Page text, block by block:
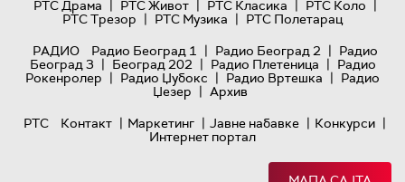
РТС Драма | РТС Живот | РТС Класика | РТС Коло |
РТС Трезор | РТС Музика | РТС Полетарац
РАДИО
Радио Београд 1 | Радио Београд 2 | Радио
Београд 3 | Београд 202 | Радио Плетеница | Радио
Рокенролер | Радио Џубокс | Радио Вртешка | Радио
Џезер | Архив
РТС
Контакт | Маркетинг | Јавне набавке | Конкурси |
Интернет портал